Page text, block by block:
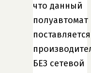
что данный
полуавтомат
поставляется
БЕЗ сетевой